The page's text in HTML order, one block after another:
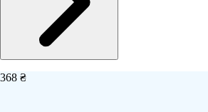
368 ₴